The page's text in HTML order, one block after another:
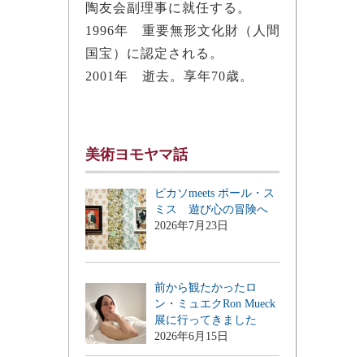
陶友会副理事に就任する。
1996年 重要無形文化財（人間
国宝）に認定される。
2001年 逝去。享年70歳。
美術ヨモヤマ話
ピカソmeets ポール・ス
ミス 遊び心の冒険へ
2026年7月23日
前から観たかったロ
ン・ミュエクRon Mueck
展に行ってきました
2026年6月15日